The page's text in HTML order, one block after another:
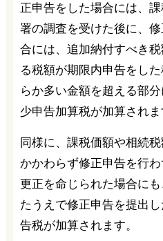
正申告をした場合には、
署の調査を受けた後に、
合には、追加納付すべき
る税額が期限内申告をし
らか多い金額を超える部
少申告加算税が加算されま
同様に、課税価額や相続
かかわらず修正申告を行
更正を命じられた場合に
たうえで修正申告を提出
告税が加算されます。